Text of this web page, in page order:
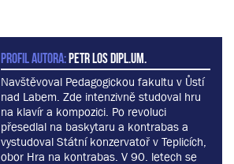
PROFIL AUTORA:Petr Los dipl.um.
Navštěvoval Pedagogickou fakultu v Ůstí
nad Labem. Zde intenzivně studoval hru
na klavír a kompozici. Po revoluci
přesedlal na baskytaru a kontrabas a
vystudoval Státní konzervatoř v Teplicích,
obor Hra na kontrabas. V 90. letech se